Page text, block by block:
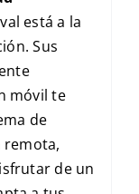
está a la
Sus
móvil te
de
remota,
de un